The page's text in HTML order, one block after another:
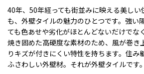
40年、50年経っても街並みに映える美し
も、外壁タイルの魅力のひとつです。強い
ても色あせや劣化がほとんどないだけでな
焼き固めた高硬度な素材のため、風が巻き
りキズが付きにくい特性を持ちます。住み
ふさわしい外壁材。それが外壁タイルです。